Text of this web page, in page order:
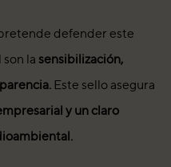
defender este
la sensibilización,
Este sello asegura
y un claro